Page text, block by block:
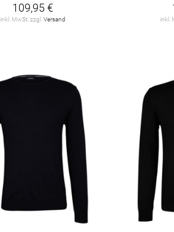
109,95 €
inkl. MwSt. zzgl.Versand inkl.